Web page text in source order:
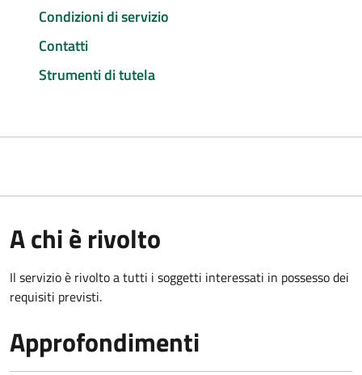
Condizioni di servizio
Contatti
Strumenti di tutela
A chi è rivolto
Il servizio è rivolto a tutti i soggetti interessati in possesso dei
requisiti previsti.
Approfondimenti